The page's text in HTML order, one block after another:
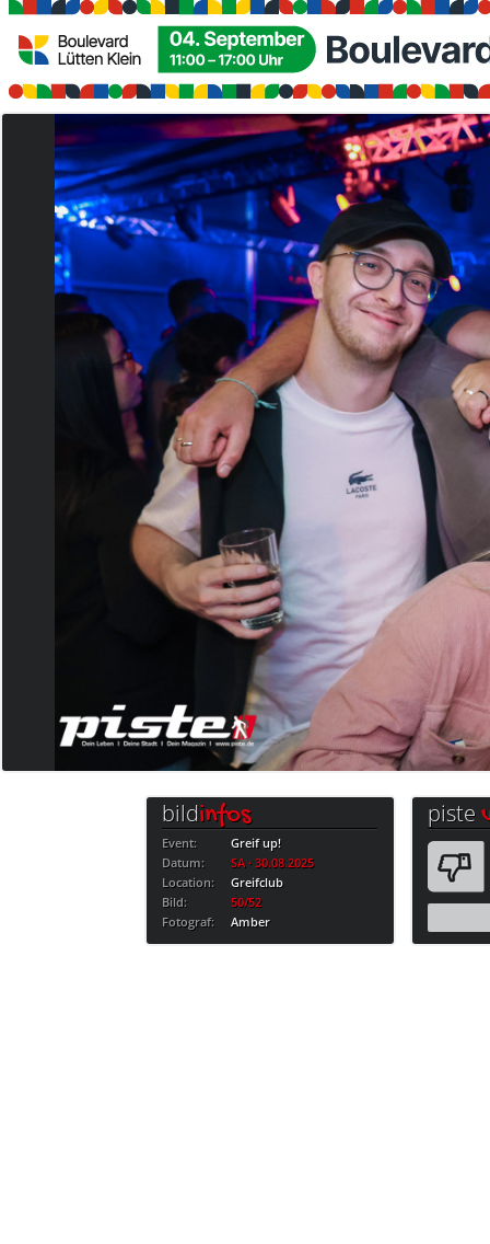
bildinfos
Event:
Greif up!
Datum:
SA · 30.08.2025
Location:
Greifclub
Bild:
50/52
Fotograf:
Amber
piste